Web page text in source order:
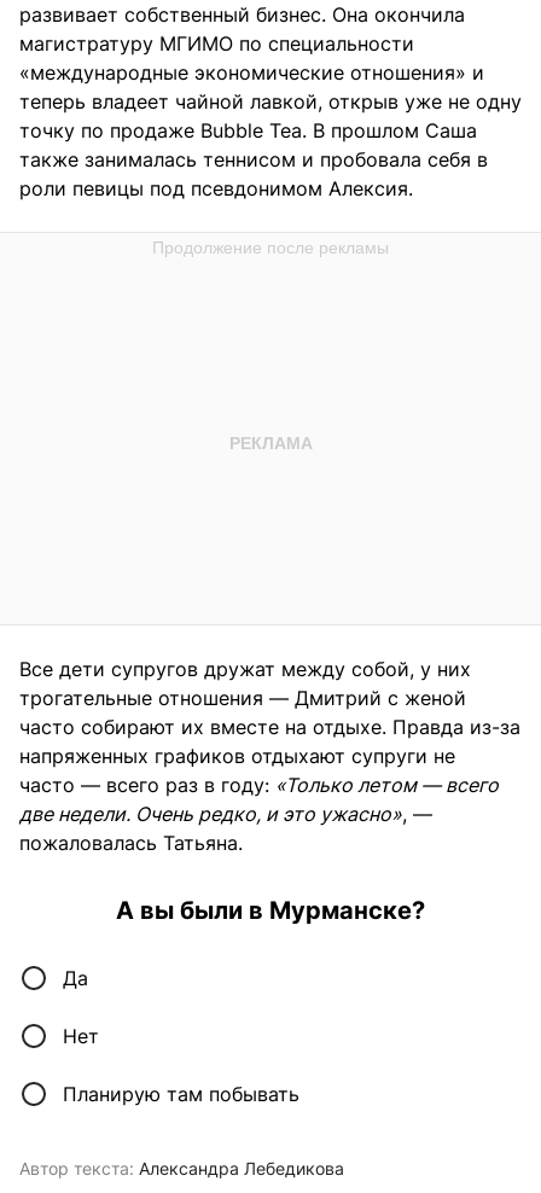
развивает собственный бизнес. Она окончила
магистратуру МГИМО по специальности
«международные экономические отношения» и
теперь владеет чайной лавкой, открыв уже не одну
точку по продаже Bubble Tea. В прошлом Саша
также занималась теннисом и пробовала себя в
роли певицы под псевдонимом Алексия.
Все дети супругов дружат между собой, у них
трогательные отношения — Дмитрий с женой
часто собирают их вместе на отдыхе. Правда из-за
напряженных графиков отдыхают супруги не
часто — всего раз в году: «Только летом — всего
две недели. Очень редко, и это ужасно», —
пожаловалась Татьяна.
А вы были в Мурманске?
Да
Нет
Планирую там побывать
Автор текста: Александра Лебедикова